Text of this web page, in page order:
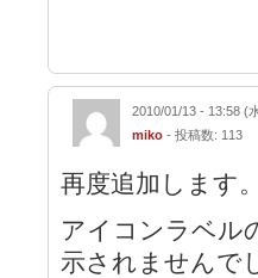
2010/01/13 - 13:58 (
miko - 投稿数: 113
再度追加します
アイコンラベル
示されませんで